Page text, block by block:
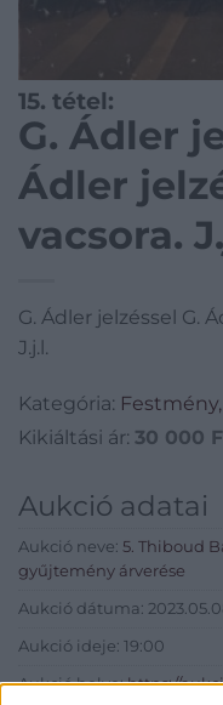
15. tétel:
G. Ádler
Ádler
vacsora.
G. Ádler jelzéssel G.
J.j.l.
Kategória:
Kikiáltási ár: 30 000
Aukció adatai
Aukció neve: 5. Thiboud
gyűjtemény árverése
Aukció dátuma:
Aukció ideje: 19:00
Aukció helye:https://